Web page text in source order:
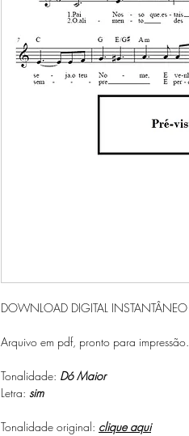
DOWNLOAD DIGITAL INSTANTÂNEO
Arquivo em pdf, pronto para impressão.
Tonalidade: Dó Maior
Letra: sim
Tonalidade original: clique aqui